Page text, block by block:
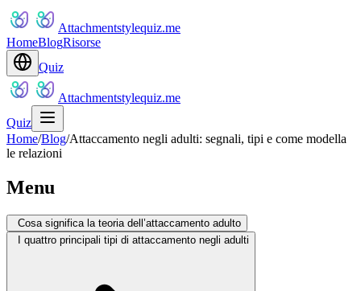
Attachmentstylequiz.me
HomeBlogRisorse
Quiz
Attachmentstylequiz.me
Quiz
Home/Blog/Attaccamento negli adulti: segnali, tipi e come modella
le relazioni
Menu
Cosa significa la teoria dell’attaccamento adulto
I quattro principali tipi di attaccamento negli adulti